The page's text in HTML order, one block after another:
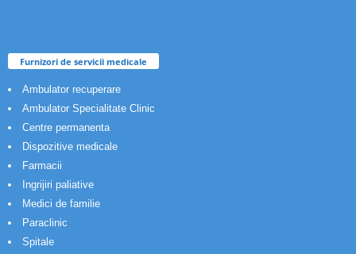
Furnizori de servicii medicale
Ambulator recuperare
Ambulator Specialitate Clinic
Centre permanenta
Dispozitive medicale
Farmacii
Ingrijiri paliative
Medici de familie
Paraclinic
Spitale